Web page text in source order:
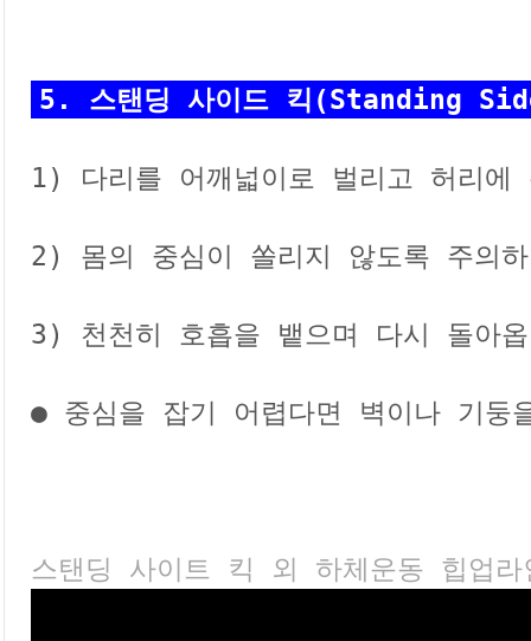
5. 스탠딩 사이드 킥(Standing
1) 다리를 어깨넓이로 벌리고 허리
2) 몸의 중심이 쏠리지 않도록 주의
3) 천천히 호흡을 뱉으며 다시 돌아
● 중심을 잡기 어렵다면 벽이나 기
스탠딩 사이트 킥 외 하체운동 힙업